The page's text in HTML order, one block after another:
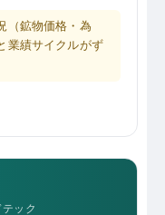
（鉱物価格・為
業績サイクルがず
ック